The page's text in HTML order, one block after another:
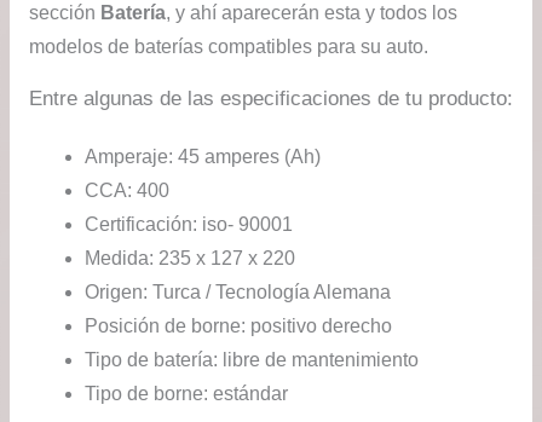
sección Batería, y ahí aparecerán esta y todos los
modelos de baterías compatibles para su auto.
Entre algunas de las especificaciones de tu producto:
Amperaje: 45 amperes (Ah)
CCA: 400
Certificación: iso- 90001
Medida: 235 x 127 x 220
Origen: Turca / Tecnología Alemana
Posición de borne: positivo derecho
Tipo de batería: libre de mantenimiento
Tipo de borne: estándar